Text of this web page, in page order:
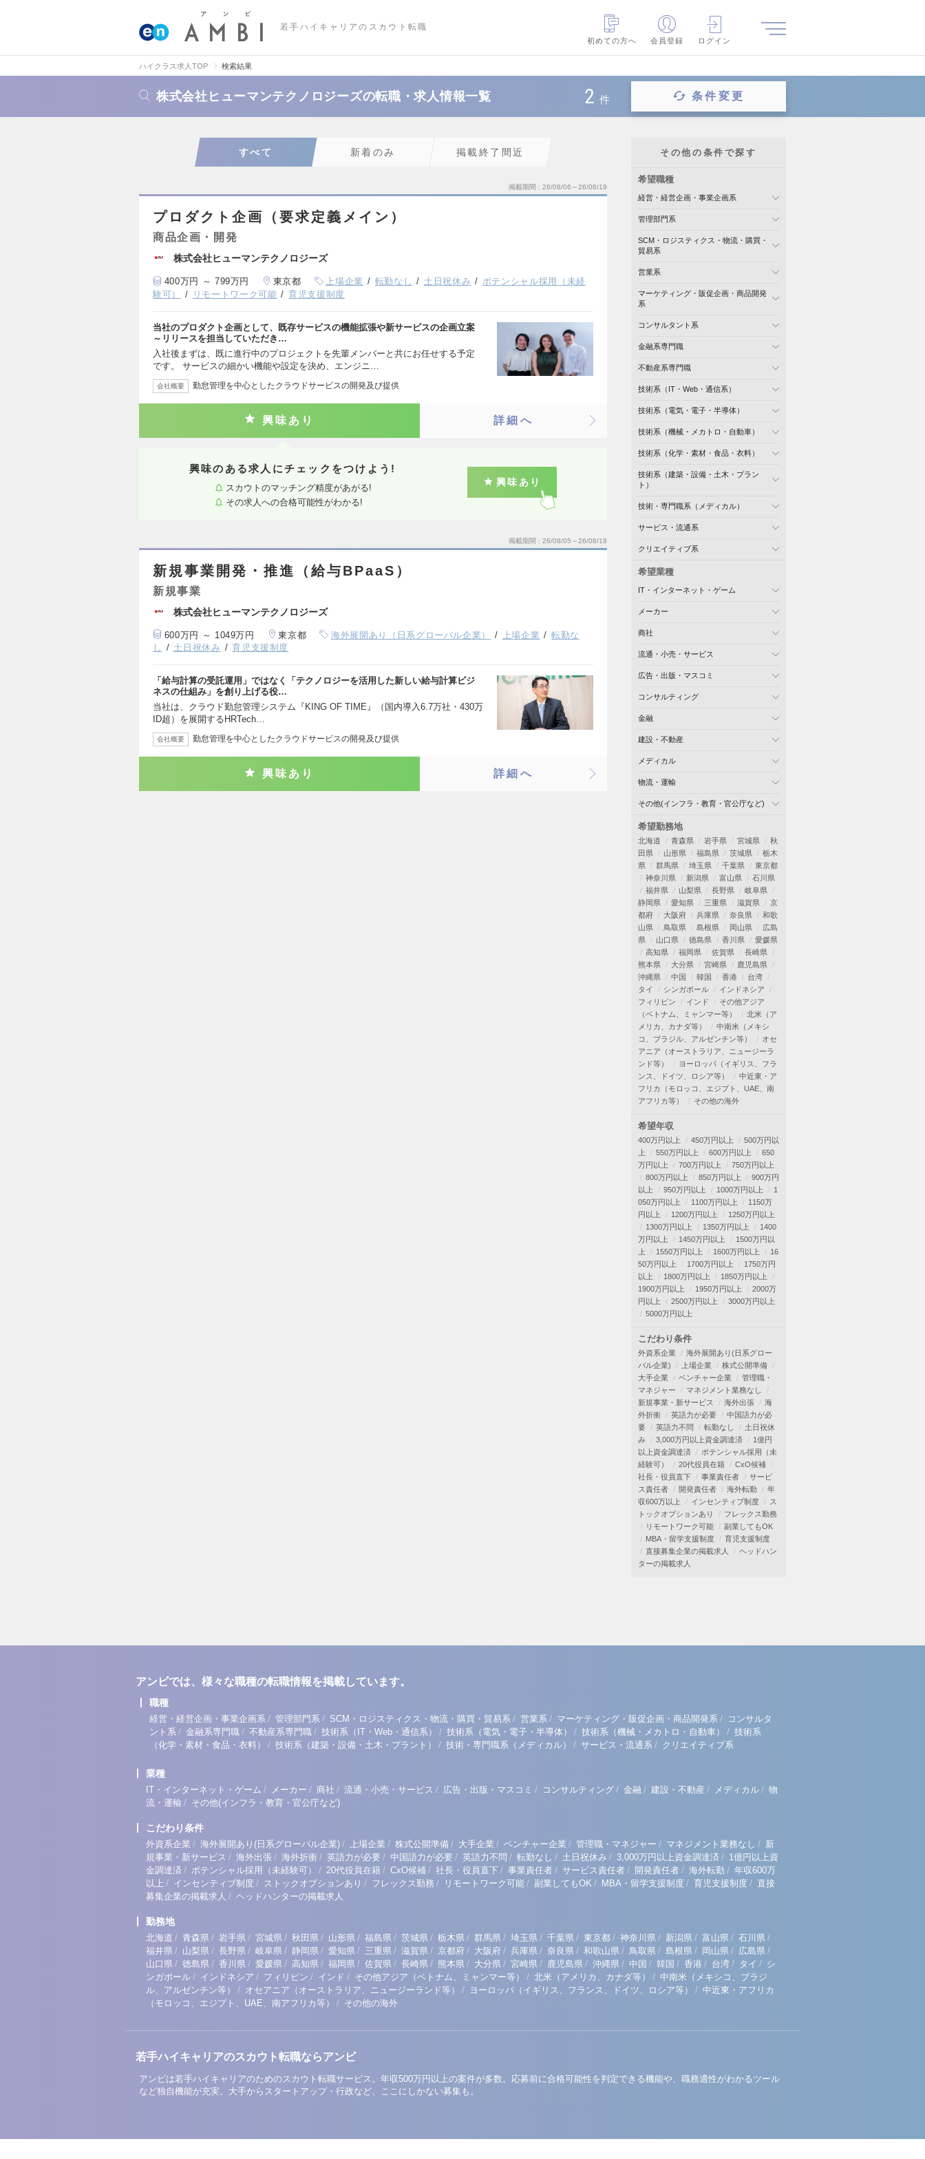
若手ハイキャリアのスカウト転職
初めての方へ
会員登録 ログイン
ハイクラス求人TOP 検索結果
株式会社ヒューマンテクノロジーズの転職・求人情報一覧 2 件 条件変更
すべて 新着のみ 掲載終了間近
掲載期間 26/08/06～26/08/19
プロダクト企画（要求定義メイン）
商品企画・開発
株式会社ヒューマンテクノロジーズ
400万円 ～ 799万円 東京都 上場企業 転勤なし 土日祝休み
ポテンシャル採用（未経
験可）
リモートワーク可能 育児支援制度
当社のプロダクト企画として、既存サービスの機能拡張や新サービスの企画立案
～リリースを担当していただき…
入社後まずは、既に進行中のプロジェクトを先輩メンバーと共にお任せする予定
です。 サービスの細かい機能や設定を決め、エンジニ…
会社概要 勤怠管理を中心としたクラウドサービスの開発及び提供
興味あり 詳細へ
興味のある求人にチェックをつけよう!
スカウトのマッチング精度があがる!
その求人への合格可能性がわかる!
興味あり
掲載期間 26/08/05～26/08/18
新規事業開発・推進（給与BPaaS）
新規事業
株式会社ヒューマンテクノロジーズ
600万円 ～ 1049万円 東京都 海外展開あり（日系グローバル企業） 上場企業
転勤な
し
土日祝休み 育児支援制度
「給与計算の受託運用」ではなく「テクノロジーを活用した新しい給与計算ビジ
ネスの仕組み」を創り上げる役…
当社は、クラウド勤怠管理システム『KING OF TIME』（国内導入6.7万社・430万
ID超）を展開するHRTech…
会社概要 勤怠管理を中心としたクラウドサービスの開発及び提供
興味あり 詳細へ
その他の条件で探す
希望職種
経営・経営企画・事業企画系
管理部門系
SCM・ロジスティクス・物流・購買・
貿易系
営業系
マーケティング・販促企画・商品開発
系
コンサルタント系
金融系専門職
不動産系専門職
技術系（IT・Web・通信系）
技術系（電気・電子・半導体）
技術系（機械・メカトロ・自動車）
技術系（化学・素材・食品・衣料）
技術系（建築・設備・土木・プラン
ト）
技術・専門職系（メディカル）
サービス・流通系
クリエイティブ系
希望業種
IT・インターネット・ゲーム
メーカー
商社
流通・小売・サービス
広告・出版・マスコミ
コンサルティング
金融
建設・不動産
メディカル
物流・運輸
その他(インフラ・教育・官公庁など)
希望勤務地
北海道 青森県 岩手県 宮城県
秋
田県
山形県 福島県 茨城県
栃木
県
群馬県 埼玉県 千葉県
東京都
神奈川県
新潟県 富山県
石川県
福井県
山梨県 長野県
岐阜県
静岡県
愛知県 三重県 滋賀県
京
都府
大阪府 兵庫県 奈良県
和歌
山県
鳥取県 島根県 岡山県
広島
県
山口県 徳島県 香川県
愛媛県
高知県
福岡県 佐賀県
長崎県
熊本県
大分県 宮崎県
鹿児島県
沖縄県
中国 韓国 香港
台湾
タイ
シンガポール
インドネシア
フィリピン
インド
その他アジア
（ベトナム、ミャンマー等）
北米（ア
メリカ、カナダ等）
中南米（メキシ
コ、ブラジル、アルゼンチン等）
オセ
アニア（オーストラリア、ニュージーラ
ンド等）
ヨーロッパ（イギリス、フラ
ンス、ドイツ、ロシア等）
中近東・ア
フリカ（モロッコ、エジプト、UAE、南
アフリカ等）
その他の海外
希望年収
400万円以上 450万円以上
500万円以
上
550万円以上 600万円以上
650
万円以上
700万円以上
750万円以上
800万円以上
850万円以上
900万円
以上
950万円以上 1000万円以上
1
050万円以上
1100万円以上
1150万
円以上
1200万円以上
1250万円以上
1300万円以上
1350万円以上
1400
万円以上
1450万円以上
1500万円以
上
1550万円以上 1600万円以上
16
50万円以上
1700万円以上
1750万円
以上
1800万円以上
1850万円以上
1900万円以上
1950万円以上
2000万
円以上
2500万円以上
3000万円以上
5000万円以上
こだわり条件
外資系企業
海外展開あり(日系グロー
バル企業)
上場企業
株式公開準備
大手企業
ベンチャー企業
管理職・
マネジャー
マネジメント業務なし
新規事業・新サービス
海外出張
海
外折衝
英語力が必要
中国語力が必
要
英語力不問 転勤なし
土日祝休
み
3,000万円以上資金調達済
1億円
以上資金調達済
ポテンシャル採用（未
経験可）
20代役員在籍
CxO候補
社長・役員直下
事業責任者
サービ
ス責任者
開発責任者 海外転勤
年
収600万以上
インセンティブ制度
ス
トックオプションあり
フレックス勤務
リモートワーク可能
副業してもOK
MBA・留学支援制度
育児支援制度
直接募集企業の掲載求人
ヘッドハン
ターの掲載求人
アンビでは、様々な職種の転職情報を掲載しています。
職種
経営・経営企画・事業企画系 / 管理部門系 / SCM・ロジスティクス・物流・購買・貿易系 / 営業系 / マーケティング・販促企画・商品開発系 / コンサルタ
ント系 / 金融系専門職 / 不動産系専門職 / 技術系（IT・Web・通信系） / 技術系（電気・電子・半導体） / 技術系（機械・メカトロ・自動車） / 技術系
（化学・素材・食品・衣料）
/ 技術系（建築・設備・土木・プラント） / 技術・専門職系（メディカル） / サービス・流通系 / クリエイティブ系
業種
IT・インターネット・ゲーム / メーカー / 商社 / 流通・小売・サービス / 広告・出版・マスコミ / コンサルティング / 金融 / 建設・不動産 / メディカル / 物
流・運輸 / その他(インフラ・教育・官公庁など)
こだわり条件
外資系企業 / 海外展開あり(日系グローバル企業) / 上場企業 / 株式公開準備 / 大手企業 / ベンチャー企業 / 管理職・マネジャー / マネジメント業務なし / 新
規事業・新サービス / 海外出張 / 海外折衝 / 英語力が必要 / 中国語力が必要 / 英語力不問 / 転勤なし / 土日祝休み / 3,000万円以上資金調達済 / 1億円以上資
金調達済 / ポテンシャル採用（未経験可） / 20代役員在籍 / CxO候補 / 社長・役員直下 / 事業責任者 / サービス責任者 / 開発責任者 / 海外転勤 / 年収600万
以上 / インセンティブ制度 / ストックオプションあり / フレックス勤務 / リモートワーク可能 / 副業してもOK / MBA・留学支援制度 / 育児支援制度 / 直接
募集企業の掲載求人 / ヘッドハンターの掲載求人
勤務地
北海道 / 青森県 / 岩手県 / 宮城県 / 秋田県 / 山形県 / 福島県 / 茨城県 / 栃木県 / 群馬県 / 埼玉県 / 千葉県 / 東京都 / 神奈川県 / 新潟県 / 富山県 / 石川県 /
福井県 / 山梨県 / 長野県 / 岐阜県 / 静岡県 / 愛知県 / 三重県 / 滋賀県 / 京都府 / 大阪府 / 兵庫県 / 奈良県 / 和歌山県 / 鳥取県 / 島根県 / 岡山県 / 広島県 /
山口県 / 徳島県 / 香川県 / 愛媛県 / 高知県 / 福岡県 / 佐賀県 / 長崎県 / 熊本県 / 大分県 / 宮崎県 / 鹿児島県 / 沖縄県 / 中国 / 韓国 / 香港 / 台湾 / タイ / シ
ンガポール / インドネシア / フィリピン / インド / その他アジア（ベトナム、ミャンマー等） / 北米（アメリカ、カナダ等） / 中南米（メキシコ、ブラジ
ル、アルゼンチン等）
/ オセアニア（オーストラリア、ニュージーランド等） / ヨーロッパ（イギリス、フランス、ドイツ、ロシア等） / 中近東・アフリカ
（モロッコ、エジプト、UAE、南アフリカ等）
/ その他の海外
若手ハイキャリアのスカウト転職ならアンビ
アンビは若手ハイキャリアのためのスカウト転職サービス。年収500万円以上の案件が多数。応募前に合格可能性を判定できる機能や、職務適性がわかるツール
など独自機能が充実。大手からスタートアップ・行政など、ここにしかない募集も。